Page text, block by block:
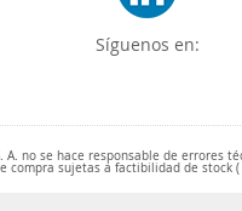
Síguenos en:
no se hace responsable de
sujetas a factibilidad de